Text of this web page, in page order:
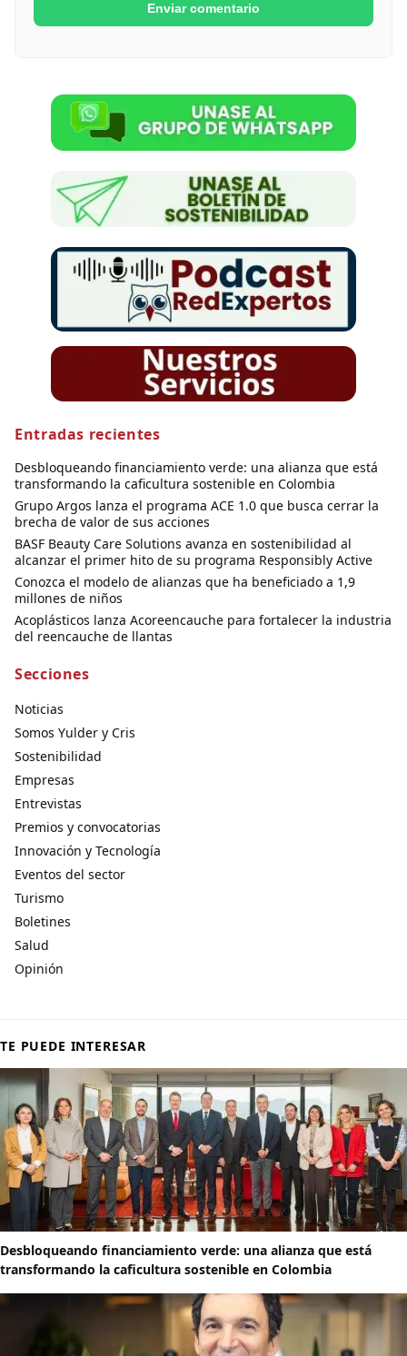
Entradas recientes
Desbloqueando financiamiento verde: una alianza que está
transformando la caficultura sostenible en Colombia
Grupo Argos lanza el programa ACE 1.0 que busca cerrar la
brecha de valor de sus acciones
BASF Beauty Care Solutions avanza en sostenibilidad al
alcanzar el primer hito de su programa Responsibly Active
Conozca el modelo de alianzas que ha beneficiado a 1,9
millones de niños
Acoplásticos lanza Acoreencauche para fortalecer la industria
del reencauche de llantas
Secciones
Noticias
Somos Yulder y Cris
Sostenibilidad
Empresas
Entrevistas
Premios y convocatorias
Innovación y Tecnología
Eventos del sector
Turismo
Boletines
Salud
Opinión
TE PUEDE INTERESAR
Desbloqueando financiamiento verde: una alianza que está
transformando la caficultura sostenible en Colombia